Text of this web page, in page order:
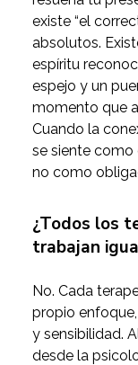
existe “el
absolutos.
espíritu
espejo y un
momento que
Cuando la
se siente como
no como
¿Todos los
trabajan
No. Cada
propio
y sensibilidad.
desde la